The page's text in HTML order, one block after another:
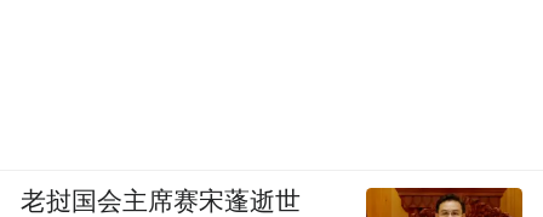
老挝国会主席赛宋蓬逝世